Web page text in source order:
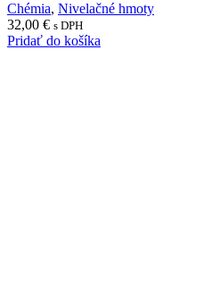
Chémia, Nivelačné hmoty
32,00 € s DPH
Pridať do košíka